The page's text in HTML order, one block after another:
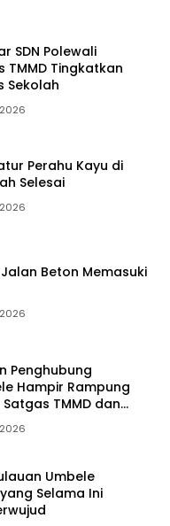
SDN Polewali
TMMD Tingkatkan
Sekolah
Perahu Kayu di
Selesai
Beton Memasuki
Penghubung
Hampir Rampung
TMMD dan
Umbele
Selama Ini